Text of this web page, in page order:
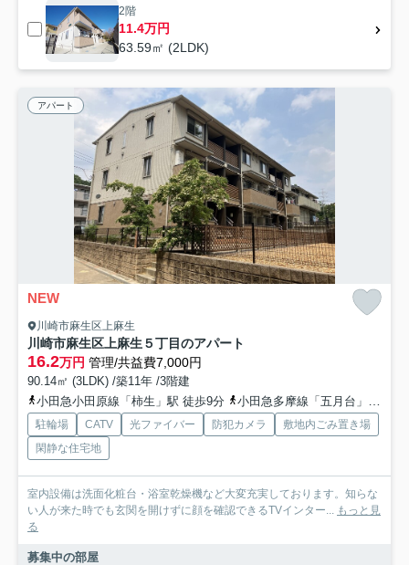
2階
11.4万円
63.59㎡ (2LDK)
アパート
NEW
川崎市麻生区上麻生
川崎市麻生区上麻生５丁目のアパート
16.2万円 管理/共益費7,000円
90.14㎡ (3LDK) /築11年 /3階建
小田急小田原線「柿生」駅 徒歩9分
小田急多摩線「五月台」駅 徒歩16分
駐輪場 CATV 光ファイバー 防犯カメラ
敷地内ごみ置き場
閑静な住宅地
室内設備は洗面化粧台・浴室乾燥機など大変充実しております。知らな
い人が来た時でも玄関を開けずに顔を確認できるTVインター...
もっと見
る
募集中の部屋